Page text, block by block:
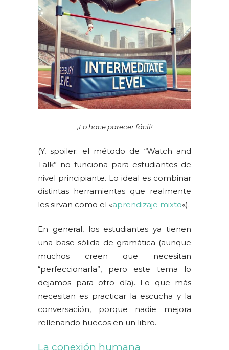
¡Lo hace parecer fácil!
(Y, spoiler: el método de “Watch and
Talk” no funciona para estudiantes de
nivel principiante. Lo ideal es combinar
distintas herramientas que realmente
les sirvan como el «aprendizaje mixto«).
En general, los estudiantes ya tienen
una base sólida de gramática (aunque
muchos creen que necesitan
“perfeccionarla”, pero este tema lo
dejamos para otro día). Lo que más
necesitan es practicar la escucha y la
conversación, porque nadie mejora
rellenando huecos en un libro.
La conexión humana